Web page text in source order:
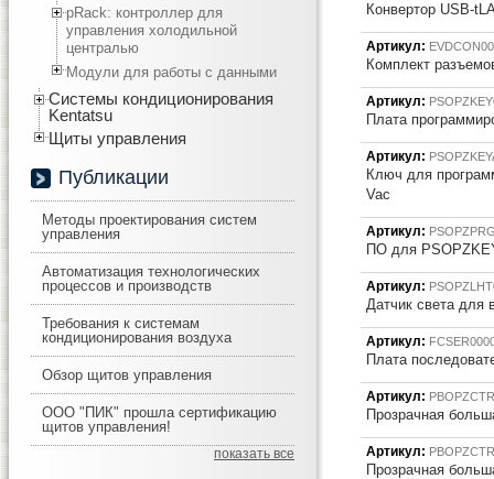
pRack: контроллер для
управления холодильной
централью
Модули для работы с данными
Системы кондиционирования
Kentatsu
Щиты управления
Публикации
Методы проектирования систем
управления
Автоматизация технологических
процессов и производств
Требования к системам
кондиционирования воздуха
Обзор щитов управления
ООО "ПИК" прошла сертификацию
щитов управления!
показать все
Конвертор USB-
Артикул:
Комплект
Артикул:
Плата
Артикул:
Ключ для
Vac
Артикул:
ПО для
Артикул:
Датчик света для
Артикул:
Плата
Артикул:
Прозрачная
Артикул:
Прозрачная